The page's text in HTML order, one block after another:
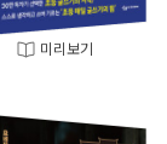
미리보기